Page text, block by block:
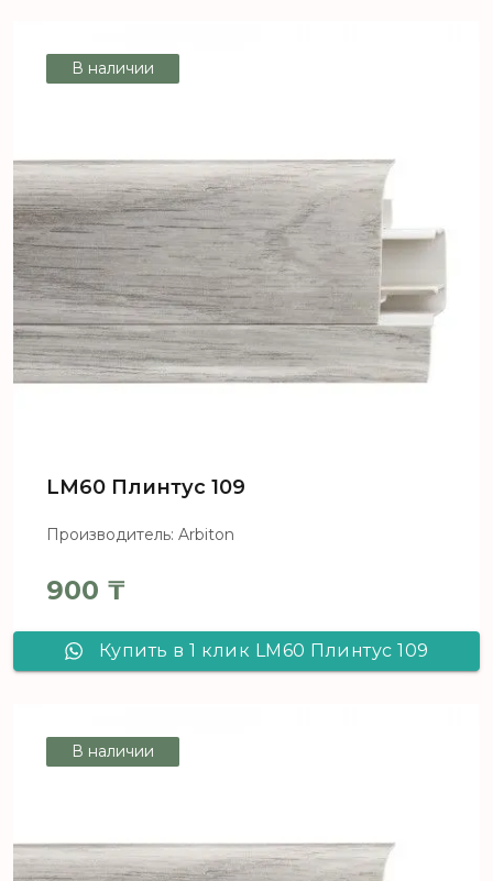
В наличии
LM60 Плинтус 109
Производитель: Arbiton
900 ₸
Купить в 1 клик LM60 Плинтус 109
В наличии